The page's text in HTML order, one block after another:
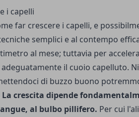
far crescere i capelli, e
semplici e al contempo
al mese; tuttavia per
il cuoio capelluto.
di buzzo buono
La crescita dipende
al bulbo pillifero. Per cui